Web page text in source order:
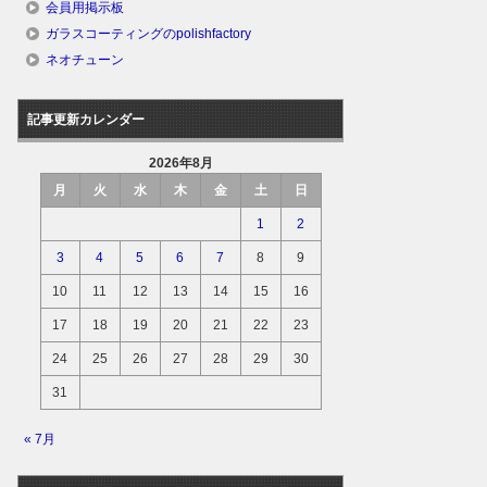
会員用掲示板
ガラスコーティングのpolishfactory
ネオチューン
記事更新カレンダー
2026年8月
月
火 水 木 金 土 日
1 2
3 4 5 6 7 8 9
10 11 12 13 14 15 16
17 18 19 20 21 22 23
24 25 26 27 28 29 30
31
« 7月